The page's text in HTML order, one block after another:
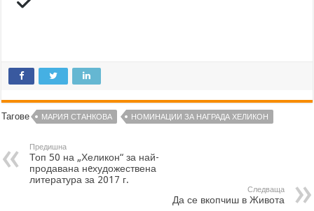
Тагове МАРИЯ СТАНКОВА НОМИНАЦИИ ЗА НАГРАДА ХЕЛИКОН
Предишна
Топ 50 на „Хеликон“ за най-
продавана нeхудожествена
литература за 2017 г.
Следваща
Да се вкопчиш в Живота